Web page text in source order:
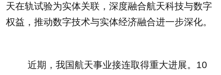
天在轨试验为实体关联，深度融合航天科技与数字
权益，推动数字技术与实体经济融合进一步深化。
近期，我国航天事业接连取得重大进展。10